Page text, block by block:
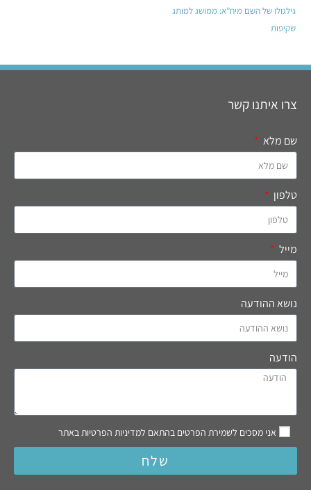
גילגולו של השם מיח”א: ממושג למותג
שקיפות
צרו איתנו קשר
שם מלא
טלפון
מייל
נושא ההודעה
הודעה
אני מסכים לשמירת הפרטים בהתאם למדיניות הפרטיות באתר
שלח